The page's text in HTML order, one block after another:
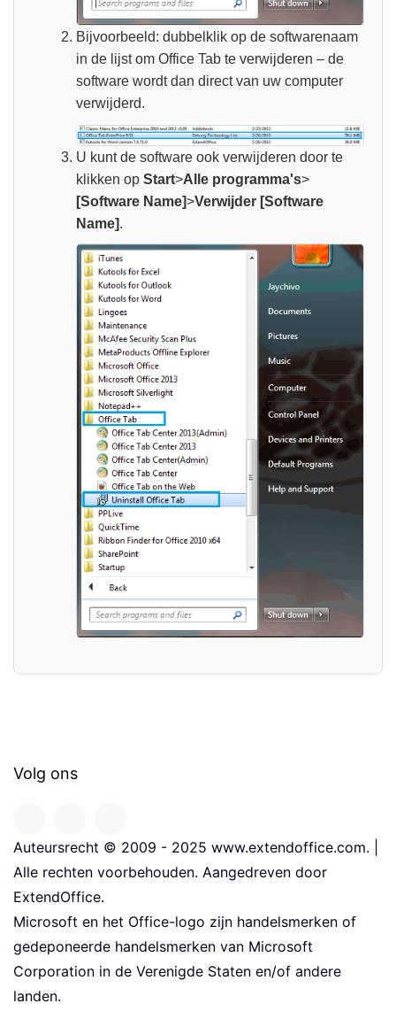
Bijvoorbeeld: dubbelklik op de softwarenaam
in de lijst om Office Tab te verwijderen – de
software wordt dan direct van uw computer
verwijderd.
U kunt de software ook verwijderen door te
klikken op Start>Alle programma's>
[Software Name]>Verwijder [Software
Name].
Volg ons
Auteursrecht © 2009 - 2025 www.extendoffice.com. |
Alle rechten voorbehouden. Aangedreven door
ExtendOffice.
Microsoft en het Office-logo zijn handelsmerken of
gedeponeerde handelsmerken van Microsoft
Corporation in de Verenigde Staten en/of andere
landen.